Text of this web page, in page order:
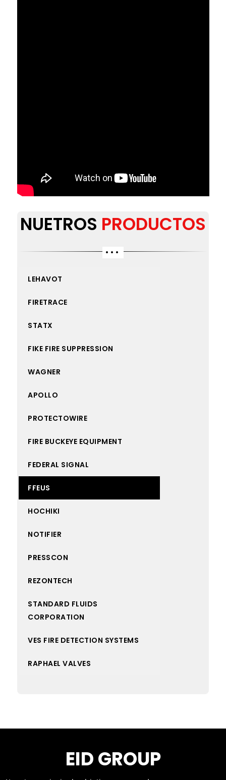
NUETROS PRODUCTOS
LEHAVOT
FIRETRACE
STATX
FIKE FIRE SUPPRESSION
WAGNER
APOLLO
PROTECTOWIRE
FIRE BUCKEYE EQUIPMENT
FEDERAL SIGNAL
FFEUS
HOCHIKI
NOTIFIER
PRESSCON
REZONTECH
STANDARD FLUIDS
CORPORATION
VES FIRE DETECTION SYSTEMS
RAPHAEL VALVES
EID GROUP